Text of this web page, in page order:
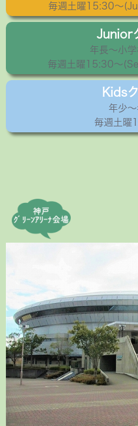
毎週土曜15:30〜
Junior
年長〜小
毎週土曜15:30～
Kids
年少
毎週土曜